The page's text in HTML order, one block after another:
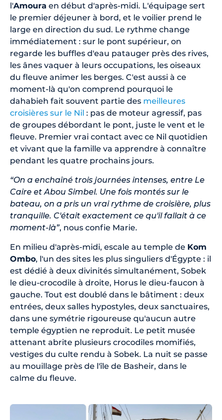
l'Amoura en début d'après-midi. L'équipage sert
le premier déjeuner à bord, et le voilier prend le
large en direction du sud. Le rythme change
immédiatement : sur le pont supérieur, on
regarde les buffles d'eau patauger près des rives,
les ânes vaquer à leurs occupations, les oiseaux
du fleuve animer les berges. C'est aussi à ce
moment-là qu'on comprend pourquoi le
dahabieh fait souvent partie des meilleures
croisières sur le Nil : pas de moteur agressif, pas
de groupes débordant le pont, juste le vent et le
fleuve. Premier vrai contact avec ce Nil quotidien
et vivant que la famille va apprendre à connaître
pendant les quatre prochains jours.
“On a enchaîné trois journées intenses, entre Le
Caire et Abou Simbel. Une fois montés sur le
bateau, on a pris un vrai rythme de croisière, plus
tranquille. C'était exactement ce qu'il fallait à ce
moment-là”, nous confie Marie.
En milieu d'après-midi, escale au temple de Kom
Ombo, l'un des sites les plus singuliers d'Égypte : il
est dédié à deux divinités simultanément, Sobek
le dieu-crocodile à droite, Horus le dieu-faucon à
gauche. Tout est doublé dans le bâtiment : deux
entrées, deux salles hypostyles, deux sanctuaires,
dans une symétrie rigoureuse qu'aucun autre
temple égyptien ne reproduit. Le petit musée
attenant abrite plusieurs crocodiles momifiés,
vestiges du culte rendu à Sobek. La nuit se passe
au mouillage près de l'île de Basheir, dans le
calme du fleuve.